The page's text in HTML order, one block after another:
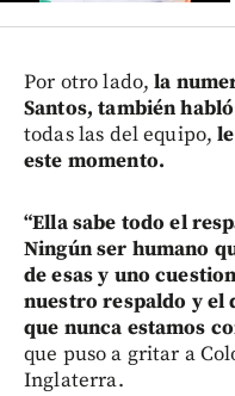
Por otro lado,la
Santos, también
todas las del equipo,
este momento.
“Ella sabe todo el
Ningún ser humano
de esas y uno
nuestro respaldo y el
que nunca estamos
que puso a gritar a
Inglaterra.